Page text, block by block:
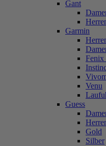
Gant
Garmin
Fenix
Venu
Guess
Gold
Silber